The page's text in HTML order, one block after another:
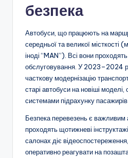
безпека
Автобуси, що працюють на
середньої та великої місткості
іноді “MAN”). Всі вони
обслуговування. У 2023–2024
часткову модернізацію
старі автобуси на новіші
системами підрахунку пасажирів
Безпека перевезень є важливим
проходять щотижневі
салонах діє
оперативно реагувати на